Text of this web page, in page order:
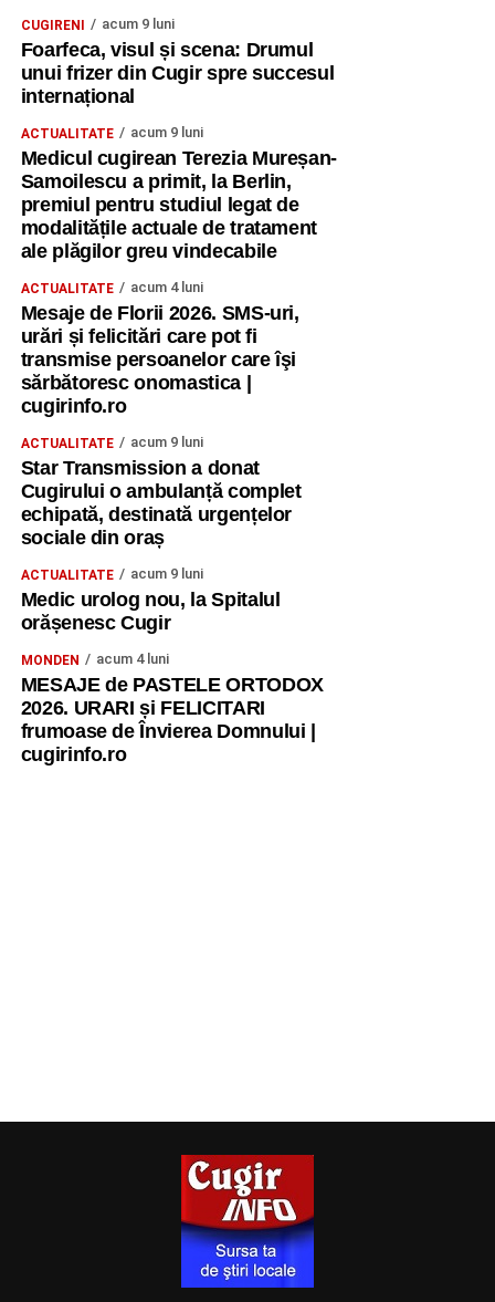
CUGIRENI acum 9 luni
Foarfeca, visul și scena: Drumul
unui frizer din Cugir spre succesul
internațional
ACTUALITATE acum 9 luni
Medicul cugirean Terezia Mureșan-
Samoilescu a primit, la Berlin,
premiul pentru studiul legat de
modalitățile actuale de tratament
ale plăgilor greu vindecabile
ACTUALITATE acum 4 luni
Mesaje de Florii 2026. SMS-uri,
urări și felicitări care pot fi
transmise persoanelor care îşi
sărbătoresc onomastica |
cugirinfo.ro
ACTUALITATE acum 9 luni
Star Transmission a donat
Cugirului o ambulanță complet
echipată, destinată urgențelor
sociale din oraș
ACTUALITATE acum 9 luni
Medic urolog nou, la Spitalul
orășenesc Cugir
MONDEN acum 4 luni
MESAJE de PASTELE ORTODOX
2026. URARI și FELICITARI
frumoase de Învierea Domnului |
cugirinfo.ro